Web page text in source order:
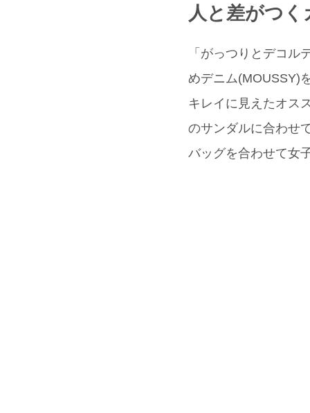
人と差がつ
「がっつりとデコ
めデニム(MOUSSY)
キレイに見えたオ
のサンダルに合わせ
バッグを合わせて女